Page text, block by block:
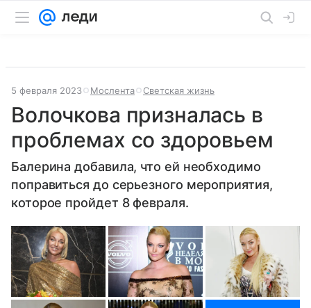
5 февраля 2023 Мослента Светская жизнь
Волочкова призналась в
проблемах со здоровьем
Балерина добавила, что ей необходимо
поправиться до серьезного мероприятия,
которое пройдет 8 февраля.